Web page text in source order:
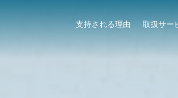
支持される理由 取扱サー